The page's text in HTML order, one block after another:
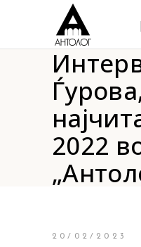
Нема
2022
20/02/2023